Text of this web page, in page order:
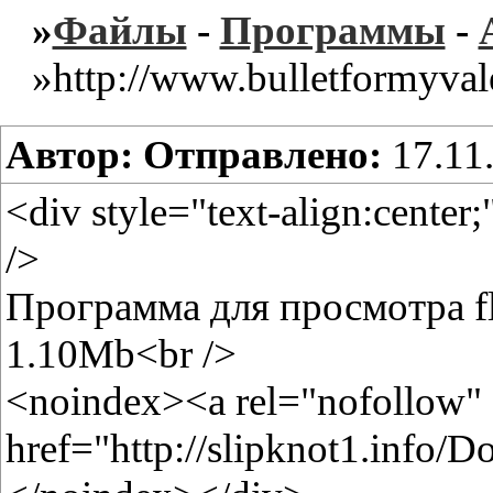
»Файлы - Программы -
»http://
Автор: Отправлено:
<div style="text-
/>
Программа для просмотра
1.10Mb<br />
<noindex><a rel="nofollow"
href="http://slipknot1.info/